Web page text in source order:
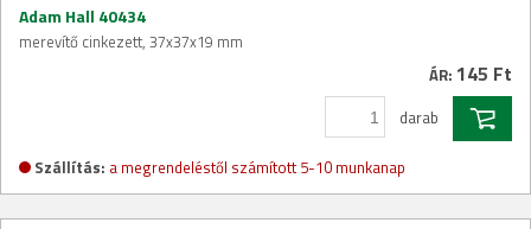
Adam Hall 40434
merevítő cinkezett, 37x37x19 mm
ÁR: 145 Ft
darab
Szállítás: a megrendeléstől számított 5-10 munkanap